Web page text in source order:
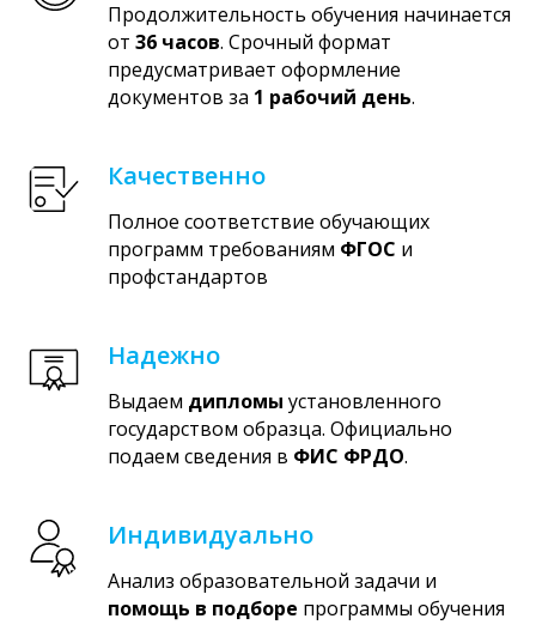
Продолжительность обучения начинается
от 36 часов. Срочный формат
предусматривает оформление
документов за 1 рабочий день.
Качественно
Полное соответствие обучающих
программ требованиям ФГОС и
профстандартов
Надежно
Выдаем дипломы установленного
государством образца. Официально
подаем сведения в ФИС ФРДО.
Индивидуально
Анализ образовательной задачи и
помощь в подборе программы обучения